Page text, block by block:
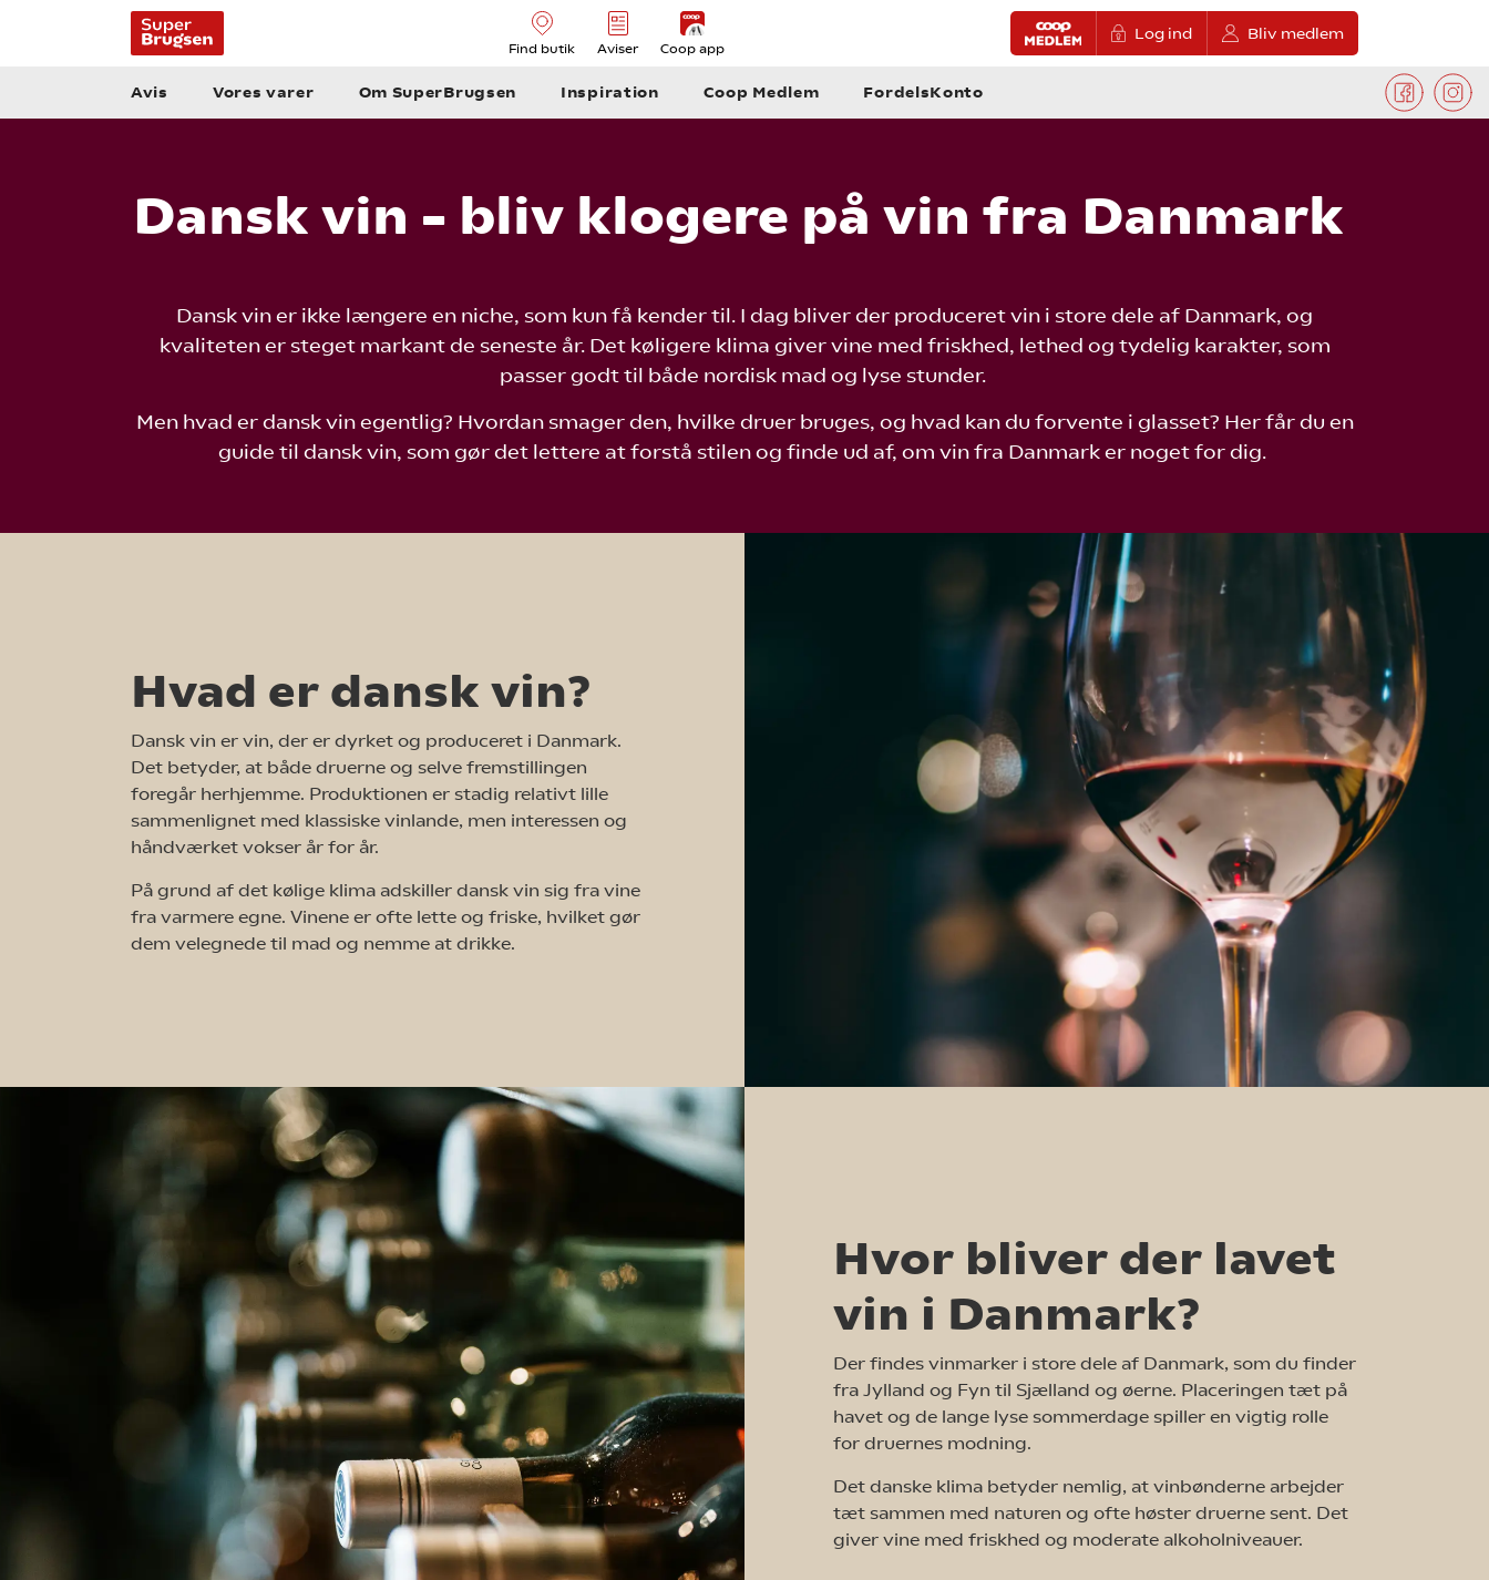
Find butik Aviser Coop app
Log ind Bliv medlem
Avis Vores varer Om SuperBrugsen Inspiration Coop Medlem FordelsKonto
Dansk vin – bliv klogere på vin fra Danmark
Dansk vin er ikke længere en niche, som kun få kender til. I dag bliver der produceret vin i store dele af Danmark, og
kvaliteten er steget markant de seneste år. Det køligere klima giver vine med friskhed, lethed og tydelig karakter, som
passer godt til både nordisk mad og lyse stunder.
Men hvad er dansk vin egentlig? Hvordan smager den, hvilke druer bruges, og hvad kan du forvente i glasset? Her får du en
guide til dansk vin, som gør det lettere at forstå stilen og finde ud af, om vin fra Danmark er noget for dig.
Hvad er dansk vin?
Dansk vin er vin, der er dyrket og produceret i Danmark.
Det betyder, at både druerne og selve fremstillingen
foregår herhjemme. Produktionen er stadig relativt lille
sammenlignet med klassiske vinlande, men interessen og
håndværket vokser år for år.
På grund af det kølige klima adskiller dansk vin sig fra vine
fra varmere egne. Vinene er ofte lette og friske, hvilket gør
dem velegnede til mad og nemme at drikke.
Hvor bliver der lavet
vin i Danmark?
Der findes vinmarker i store dele af Danmark, som du finder
fra Jylland og Fyn til Sjælland og øerne. Placeringen tæt på
havet og de lange lyse sommerdage spiller en vigtig rolle
for druernes modning.
Det danske klima betyder nemlig, at vinbønderne arbejder
tæt sammen med naturen og ofte høster druerne sent. Det
giver vine med friskhed og moderate alkoholniveauer.